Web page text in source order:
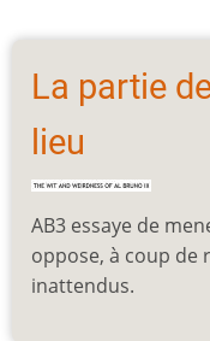
La partie
lieu
AB3 essaye de
oppose, à coup de
inattendus.